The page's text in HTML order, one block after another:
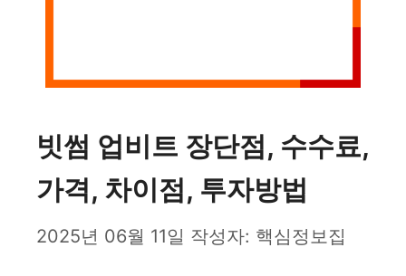
빗썸 업비트 장단점, 수수료,
가격, 차이점, 투자방법
2025년 06월 11일 작성자: 핵심정보집